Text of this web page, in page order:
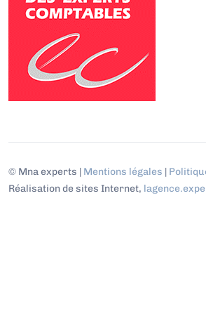
© Mna experts | Mentions légales |
Réalisation de sites Internet,